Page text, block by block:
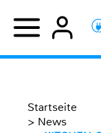
Startseite
> News